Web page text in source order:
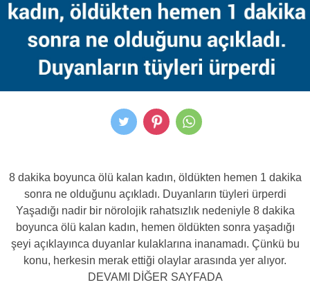
8 dakika boyunca ölü kalan kadın, öldükten hemen 1 dakika
sonra ne olduğunu açıkladı. Duyanların tüyleri ürperdi
Yaşadığı nadir bir nörolojik rahatsızlık nedeniyle 8 dakika
boyunca ölü kalan kadın, hemen öldükten sonra yaşadığı
şeyi açıklayınca duyanlar kulaklarına inanamadı. Çünkü bu
konu, herkesin merak ettiği olaylar arasında yer alıyor.
DEVAMI DİĞER SAYFADA